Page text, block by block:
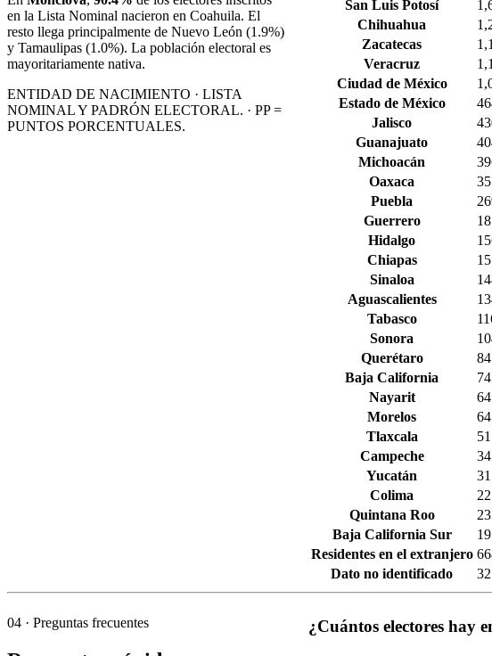
en la Lista Nominal nacieron en Coahuila. El
resto llega principalmente de Nuevo León (1.9%)
y Tamaulipas (1.0%). La población electoral es
mayoritariamente nativa.
ENTIDAD DE NACIMIENTO · LISTA
NOMINAL Y PADRÓN ELECTORAL. · PP =
PUNTOS PORCENTUALES.
San Luis Potosí
Chihuahua
Zacatecas
Veracruz
Ciudad de México
Estado de México
Jalisco
Guanajuato
Michoacán
Oaxaca
Puebla
Guerrero
Hidalgo
Chiapas
Sinaloa
Aguascalientes
Tabasco
Sonora
Querétaro
84
Baja California
74
Nayarit
64
Morelos
64
Tlaxcala
51
Campeche
34
Yucatán
31
Colima
22
Quintana Roo
23
Baja California Sur
19
Residentes en el extranjero
Dato no identificado
32
04 · Preguntas frecuentes ¿Cuántos electores hay